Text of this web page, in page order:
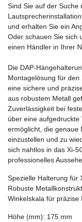
Sind Sie auf der Suche
und erhalten Sie ein
Oder schauen Sie sich
einen Händler in Ihrer
Die DAP-
Montagelösung für
eine sichere und
aus robustem Metall
Zuverlässigkeit bei
über eine
ermöglicht, die genaue
einzustellen und zu
sich nahtlos in das Xi-
professionelles
Spezielle Halterung für
Robuste
Winkelskala für präzise
Höhe (mm): 175 mm